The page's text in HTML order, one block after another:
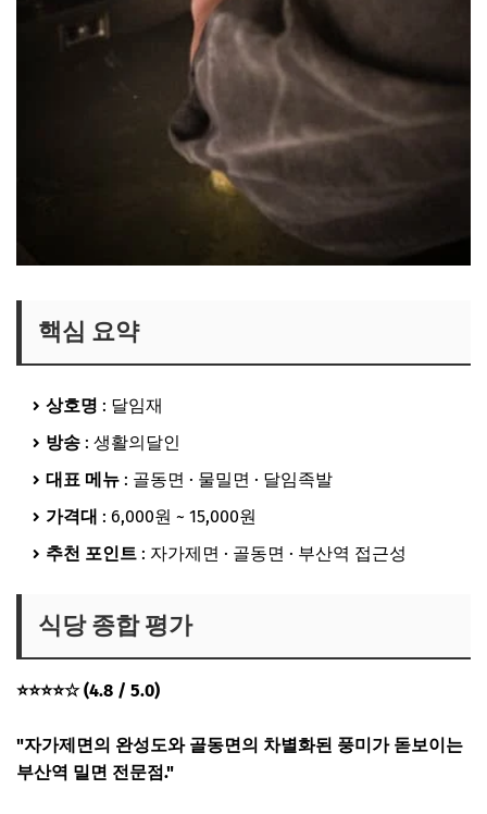
핵심 요약
상호명 : 달임재
방송 : 생활의달인
대표 메뉴 : 골동면 · 물밀면 · 달임족발
가격대 : 6,000원 ~ 15,000원
추천 포인트 : 자가제면 · 골동면 · 부산역 접근성
식당 종합 평가
⭐⭐⭐⭐☆ (4.8 / 5.0)
"자가제면의 완성도와 골동면의 차별화된 풍미가 돋보이는
부산역 밀면 전문점."